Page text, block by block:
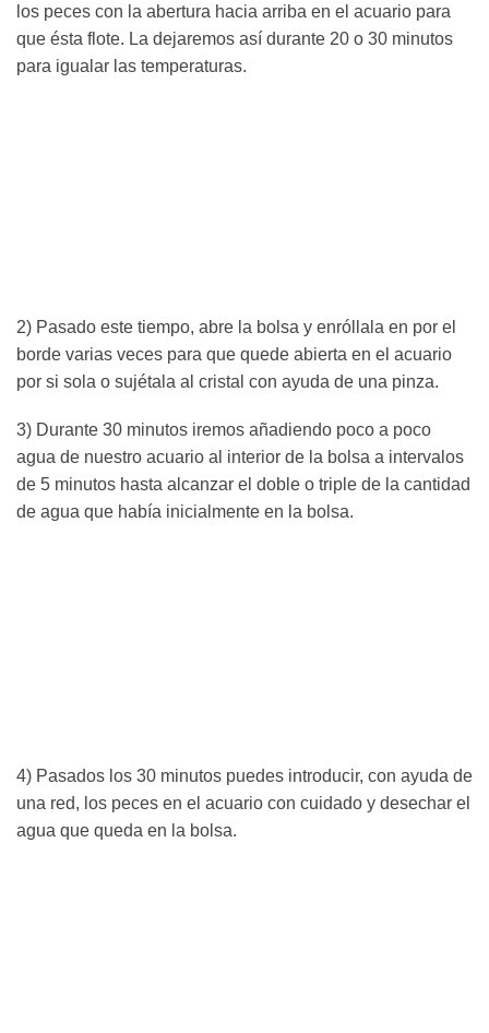
los peces con la abertura hacia arriba en el acuario para
que ésta flote. La dejaremos así durante 20 o 30 minutos
para igualar las temperaturas.
2) Pasado este tiempo, abre la bolsa y enróllala en por el
borde varias veces para que quede abierta en el acuario
por si sola o sujétala al cristal con ayuda de una pinza.
3) Durante 30 minutos iremos añadiendo poco a poco
agua de nuestro acuario al interior de la bolsa a intervalos
de 5 minutos hasta alcanzar el doble o triple de la cantidad
de agua que había inicialmente en la bolsa.
4) Pasados los 30 minutos puedes introducir, con ayuda de
una red, los peces en el acuario con cuidado y desechar el
agua que queda en la bolsa.